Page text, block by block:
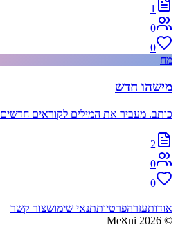
1
0
0
מח
מישהו חדש
כותב. מעביר את המילים לקוראים חדשים
2
0
0
אודותעזרהפרטיותתנאי שימושצור קשר
©
2026 Meאni